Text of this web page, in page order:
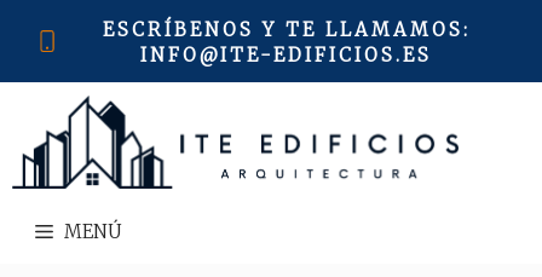
ESCRÍBENOS Y TE LLAMAMOS:
INFO@ITE-EDIFICIOS.ES
MENÚ